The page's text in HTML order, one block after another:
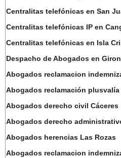
Centralitas telefónicas en San
Centralitas telefónicas IP en
Centralitas telefónicas en Isla
Despacho de Abogados en
Abogados reclamacion
Abogados reclamación plusvalía
Abogados derecho civil Cáceres
Abogados derecho
Abogados herencias Las Rozas
Abogados reclamacion